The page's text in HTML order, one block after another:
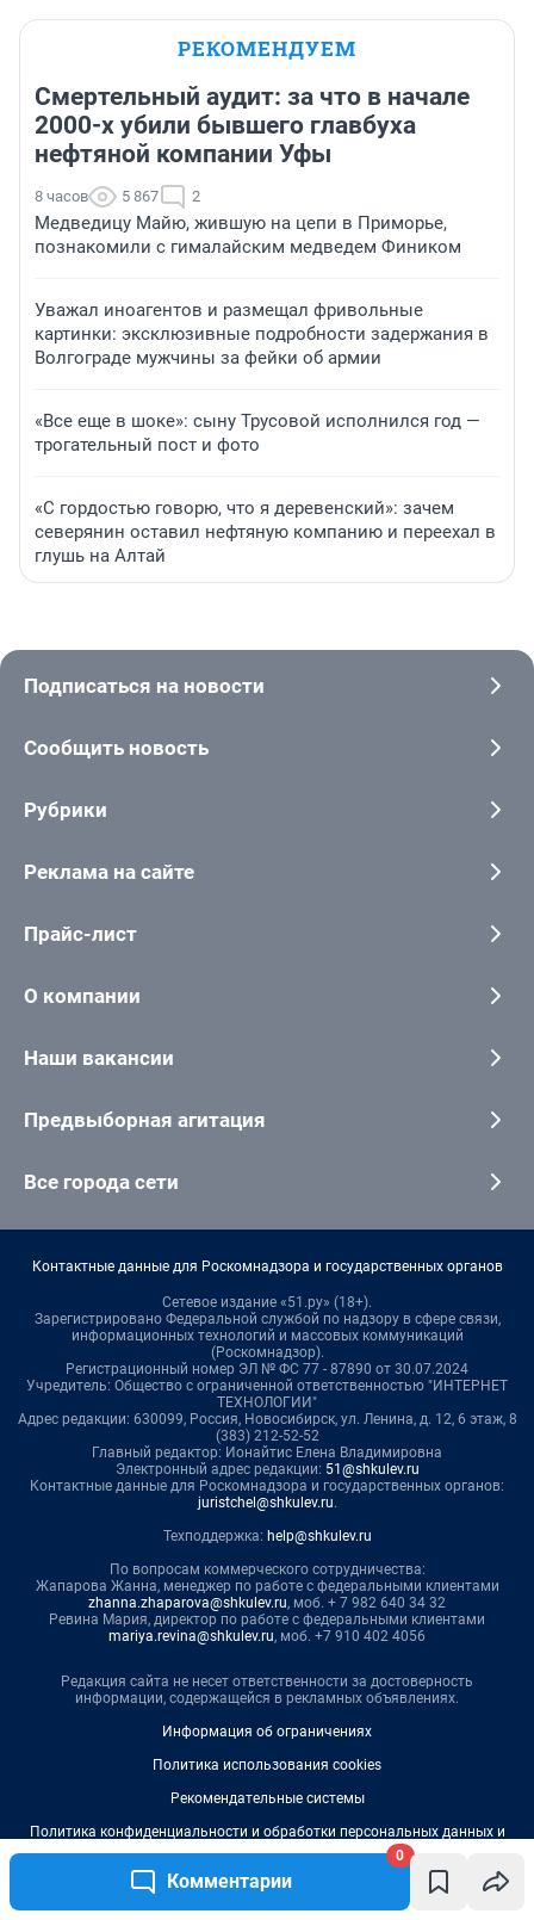
Комментарии
0
РЕКОМЕНДУЕМ
Смертельный аудит: за что в начале
2000-х убили бывшего главбуха
нефтяной компании Уфы
8 часов 5 867 2
Медведицу Майю, жившую на цепи в Приморье,
познакомили с гималайским медведем Фиником
Уважал иноагентов и размещал фривольные
картинки: эксклюзивные подробности задержания в
Волгограде мужчины за фейки об армии
«Все еще в шоке»: сыну Трусовой исполнился год —
трогательный пост и фото
«С гордостью говорю, что я деревенский»: зачем
северянин оставил нефтяную компанию и переехал в
глушь на Алтай
Подписаться на новости
Сообщить новость
Рубрики
Реклама на сайте
Прайс-лист
О компании
Наши вакансии
Предвыборная агитация
Все города сети
Контактные данные для Роскомнадзора и государственных органов
Сетевое издание «51.ру» (18+).
Зарегистрировано Федеральной службой по надзору в сфере связи,
информационных технологий и массовых коммуникаций
(Роскомнадзор).
Регистрационный номер ЭЛ № ФС 77 - 87890 от 30.07.2024
Учредитель: Общество с ограниченной ответственностью "ИНТЕРНЕТ
ТЕХНОЛОГИИ"
Адрес редакции: 630099, Россия, Новосибирск, ул. Ленина, д. 12, 6 этаж, 8
(383) 212-52-52
Главный редактор: Ионайтис Елена Владимировна
Электронный адрес редакции: 51@shkulev.ru
Контактные данные для Роскомнадзора и государственных органов:
juristchel@shkulev.ru.
Техподдержка: help@shkulev.ru
По вопросам коммерческого сотрудничества:
Жапарова Жанна, менеджер по работе с федеральными клиентами
zhanna.zhaparova@shkulev.ru, моб. + 7 982 640 34 32
Ревина Мария, директор по работе с федеральными клиентами
mariya.revina@shkulev.ru, моб. +7 910 402 4056
Редакция сайта не несет ответственности за достоверность
информации, содержащейся в рекламных объявлениях.
Информация об ограничениях
Политика использования cookies
Рекомендательные системы
Политика конфиденциальности и обработки персональных данных и